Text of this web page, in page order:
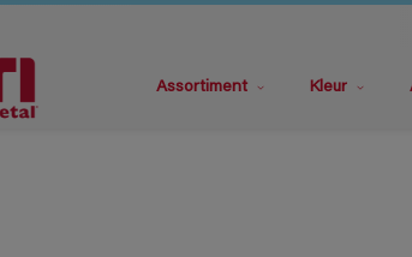
Assortiment Kleur